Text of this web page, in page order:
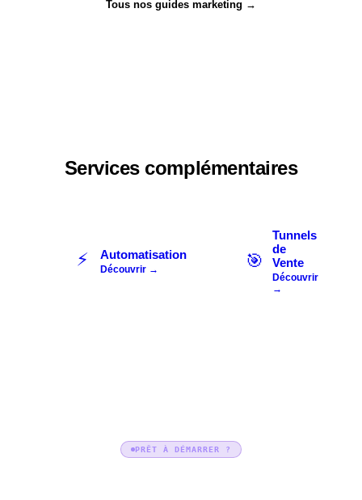
Tous nos guides marketing →
Services complémentaires
⚡ Automatisation
Découvrir → 🎯
Tunnels
de
Vente
Découvrir
→
PRÊT À DÉMARRER ?